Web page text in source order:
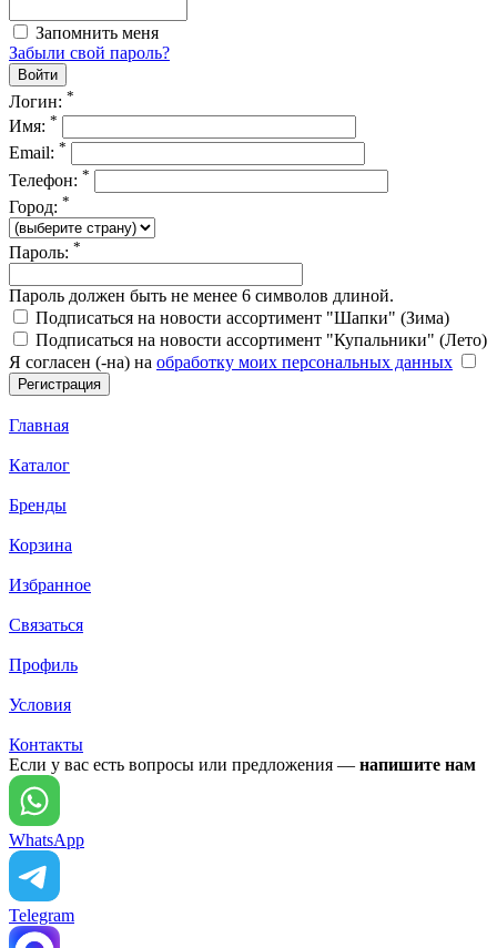
Запомнить меня
Забыли свой пароль?
Логин: *
Имя: *
Email: *
Телефон: *
Город: *
Пароль: *
Пароль должен быть не менее 6 символов длиной.
Подписаться на новости ассортимент "Шапки" (Зима)
Подписаться на новости ассортимент "Купальники" (Лето)
Я согласен (-на) на обработку моих персональных данных
Главная
Каталог
Бренды
Корзина
Избранное
Связаться
Профиль
Условия
Контакты
Если у вас есть вопросы или предложения — напишите нам
WhatsApp
Telegram